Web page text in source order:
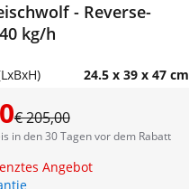
- Reverse-
kg/h
24.5 x 39 x 47 cm
€ 205,00
in den 30 Tagen vor dem Rabatt
Angebot